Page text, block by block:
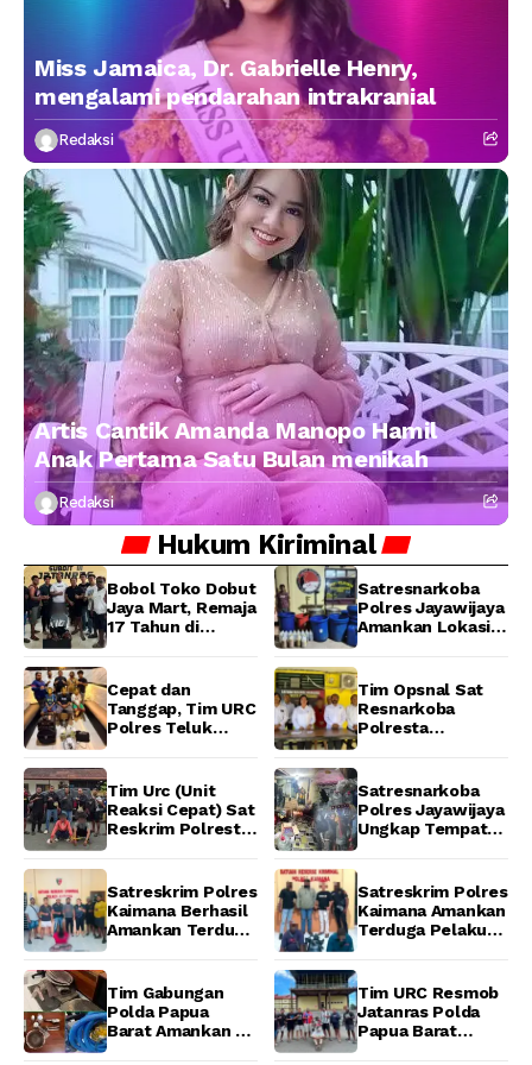
Miss Jamaica, Dr. Gabrielle Henry,
mengalami pendarahan intrakranial
Redaksi
Artis Cantik Amanda Manopo Hamil
Anak Pertama Satu Bulan menikah
Redaksi
Hukum Kiriminal
Bobol Toko Dobut
Jaya Mart, Remaja
17 Tahun di
URC Resmob
Jatanras Polda
Papua Barat
Satresnarkoba
Polres Jayawijaya
Amankan Lokasi
Wamena
Cepat dan
Tanggap, Tim URC
Polres Teluk
Pelaku Pencurian
di SMA
Sanawesen
Tim Opsnal Sat
Resnarkoba
Polresta
Kasus Tindak
Pidana Narkotika
Golongan I Jenis
Shabu di SP 4
Tim Urc (Unit
Reaksi Cepat) Sat
Reskrim Polresta
2 Pelaku
Pengeroyokan di
Taman Ria kab.
Satresnarkoba
Polres Jayawijaya
Ungkap Tempat
Wamena
Satreskrim Polres
Kaimana Berhasil
Amankan Terduga
Menggunakan
Senjata Tajam
Satreskrim Polres
Kaimana Amankan
Terduga Pelaku
Unit Barang Bukti
Berhasil
Diamankan
Tim Gabungan
Polda Papua
Barat Amankan 6
Tim URC Resmob
Jatanras Polda
Papua Barat